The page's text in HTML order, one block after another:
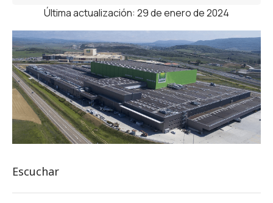
Última actualización: 29 de enero de 2024
Escuchar